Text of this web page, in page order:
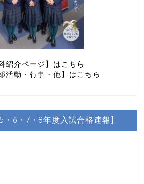
紹介ページ】はこちら
活動・行事・他】はこちら
・6・7・8年度入試合格速報】